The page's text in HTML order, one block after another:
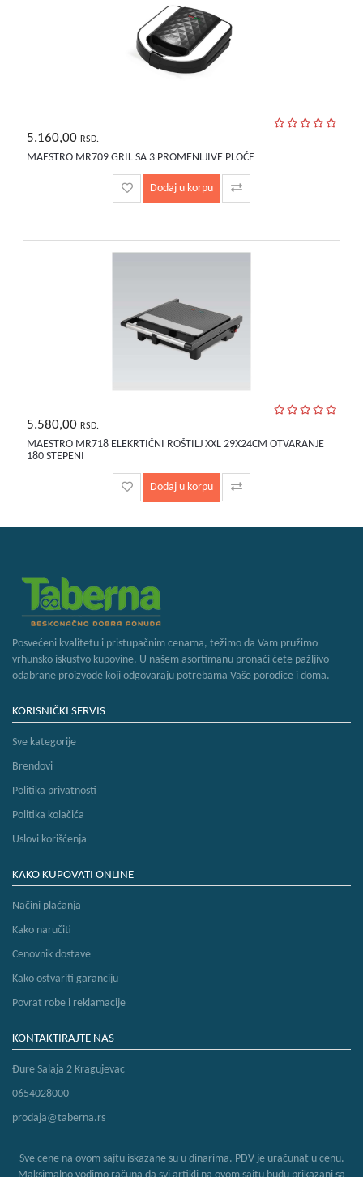
5.160,00 RSD.
MAESTRO MR709 GRIL SA 3 PROMENLJIVE PLOČE
Dodaj u korpu
5.580,00 RSD.
MAESTRO MR718 ELEKRTIČNI ROŠTILJ XXL 29X24CM OTVARANJE
180 STEPENI
Dodaj u korpu
Posvećeni kvalitetu i pristupačnim cenama, težimo da Vam pružimo
vrhunsko iskustvo kupovine. U našem asortimanu pronaći ćete pažljivo
odabrane proizvode koji odgovaraju potrebama Vaše porodice i doma.
KORISNIČKI SERVIS
Sve kategorije
Brendovi
Politika privatnosti
Politika kolačića
Uslovi korišćenja
KAKO KUPOVATI ONLINE
Načini plaćanja
Kako naručiti
Cenovnik dostave
Kako ostvariti garanciju
Povrat robe i reklamacije
KONTAKTIRAJTE NAS
Đure Salaja 2 Kragujevac
0654028000
prodaja@taberna.rs
Sve cene na ovom sajtu iskazane su u dinarima. PDV je uračunat u cenu.